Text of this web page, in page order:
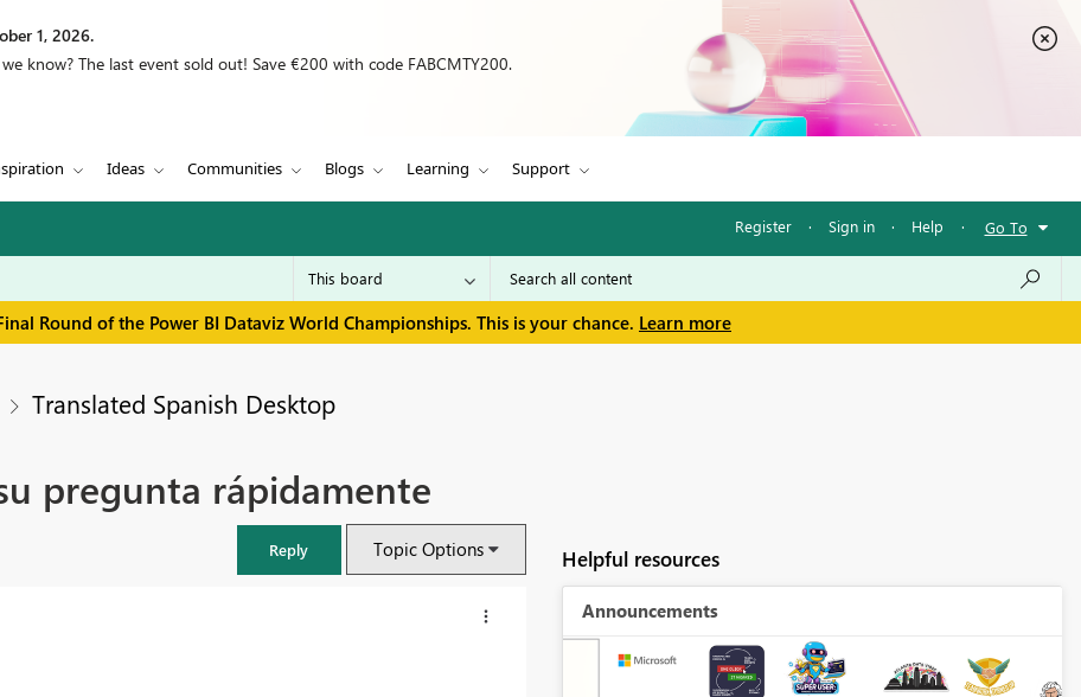
1, 2026.
know? The last event sold out! Save €200 with code FABCMTY200.
Ideas Communities Blogs Learning Support
Register · Sign in · Help · Go To
Round of the Power BI Dataviz World Championships. This is your chance. Learn more
Translated Spanish Desktop
pregunta rápidamente
Reply Topic Options Helpful resources
Announcements